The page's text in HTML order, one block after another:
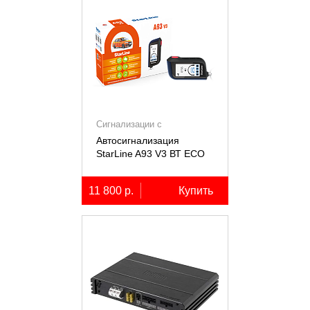
Сигнализации с
автозапуском
Автосигнализация
StarLine A93 V3 ВТ ECO
11 800 р. Купить